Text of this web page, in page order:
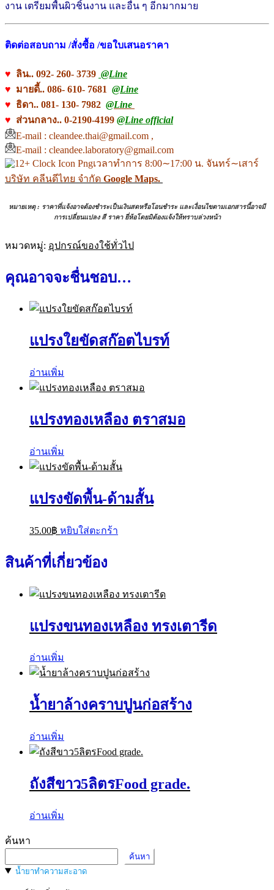
งาน เตรียมพื้นผิวชิ้นงาน และอื่น ๆ อีกมากมาย
ติดต่อสอบถาม /สั่งซื้อ /ขอใบเสนอราคา
♥ ลิน.. 092- 260- 3739 @Line
♥ มายดี้.. 086- 610- 7681 @Line
♥ ธิดา.. 081- 130- 7982 @Line
♥ ส่วนกลาง.. 0-2190-4199 @Line official
E-mail : cleandee.thai@gmail.com ,
E-mail : cleandee.laboratory@gmail.com
เวลาทำการ 8:00∼17:00 น. จันทร์∼เสาร์
บริษัท คลีนดีไทย จำกัด Google Maps.
หมายเหตุ : ราคาที่แจ้งอาจต้องชำระเป็นเงินสดหรือโอนชำระ และเงื่อนไขตามเอกสารนี้อาจมี
การเปลี่ยนแปลง สี ราคา ยี่ห้อโดยมิต้องแจ้งให้ทราบล่วงหน้า
หมวดหมู่: อุปกรณ์ของใช้ทั่วไป
คุณอาจจะชื่นชอบ…
แปรงใยขัดสก๊อตไบรท์
อ่านเพิ่ม
แปรงทองเหลือง ตราสมอ
อ่านเพิ่ม
แปรงขัดพื้น-ด้ามสั้น
35.00฿ หยิบใส่ตะกร้า
สินค้าที่เกี่ยวข้อง
แปรงขนทองเหลือง ทรงเตารีด
อ่านเพิ่ม
น้ำยาล้างคราบปูนก่อสร้าง
อ่านเพิ่ม
ถังสีขาว5ลิตรFood grade.
อ่านเพิ่ม
ค้นหา
ค้นหา
น้ำยาทำความสะอาด